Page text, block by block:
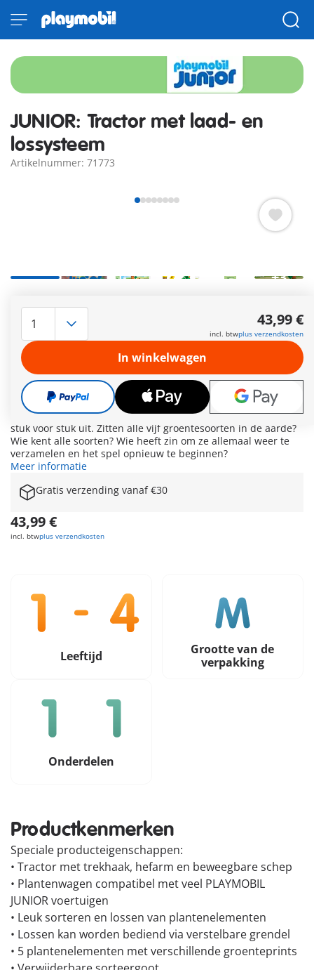
JUNIOR: Tractor met laad- en
lossysteem
Artikelnummer: 71773
+3
te planten. Wie kan de boer helpen om de groenten in de
aanhanger te sorteren en op het juiste veld uit te laden?
Welke groenten vindt je kind het lekkerst? Met de grappige
plantmachine is speelplezier gegarandeerd. Wie sorteert als
eerste de groente-elementen in de schacht? Heeft iemand
gecontroleerd of ze goed zijn geplaatst? Alles is al opgeladen
en de rit naar het veld kan beginnen. Waar gaan we vandaag
planten? Hebben jullie de juiste plek gevonden? Zet dan snel
de grendel van de aanhanger om en de elementen vallen er
stuk voor stuk uit. Zitten alle vijf groentesoorten in de aarde?
Wie kent alle soorten? Wie heeft zin om ze allemaal weer te
verzamelen en het spel opnieuw te beginnen?
Meer informatie
Gratis verzending vanaf €30
43,99 €
incl. btwplus verzendkosten
43,99 €
incl. btwplus verzendkosten
In winkelwagen
Leeftijd
Grootte van de
verpakking
Onderdelen
Productkenmerken
Speciale producteigenschappen:
• Tractor met trekhaak, hefarm en beweegbare schep
• Plantenwagen compatibel met veel PLAYMOBIL
JUNIOR voertuigen
• Leuk sorteren en lossen van plantenelementen
• Lossen kan worden bediend via verstelbare grendel
• 5 plantenelementen met verschillende groenteprints